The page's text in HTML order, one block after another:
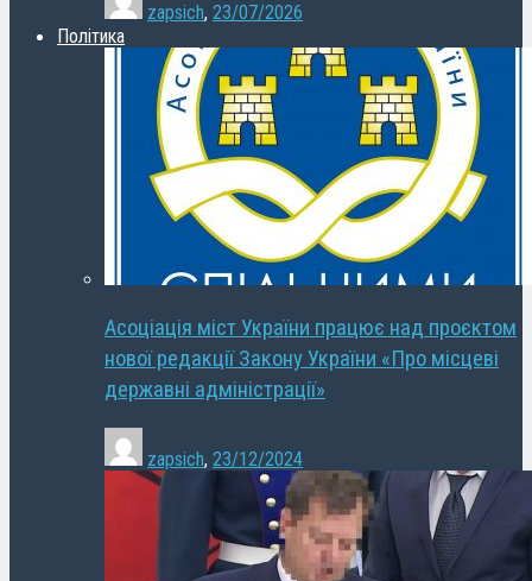
zapsich, 23/07/2026
Політика
Асоціація міст України працює над проєктом
нової редакції Закону України «Про місцеві
державні адміністрації»
zapsich, 23/12/2024